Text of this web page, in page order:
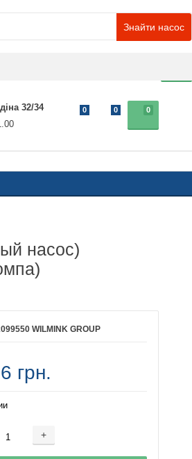
Знайти насос
32/34
0
0 0
насос)
WILMINK GROUP
грн.
+
Добавляется...
Добавлен